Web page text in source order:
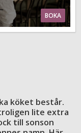
BOKA
köket består.
lite extra
till sonson